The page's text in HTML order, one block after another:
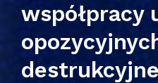
współpracy